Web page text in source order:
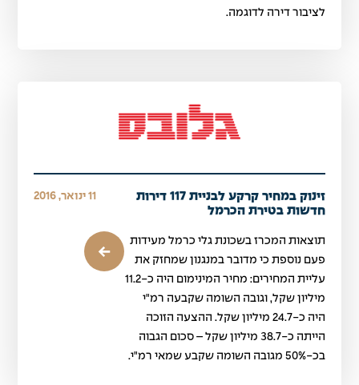
לציבור דירה לדוגמה.
זינוק במחיר קרקע לבניית 117 דירות
חדשות בטירת הכרמל
11 ינואר, 2016
תוצאות המכרז בשכונת גלי כרמל מעידות
פעם נוספת כי מדובר במנגנון שמחזק את
עליית המחירים: מחיר המינימום היה כ-11.2
מיליון שקל, וגובה השומה שקבעה רמ"י
היה כ-24.7 מיליון שקל. ההצעה הזוכה
הייתה כ-38.7 מיליון שקל – סכום הגבוה
בכ-50% מגובה השומה שקבע שמאי רמ"י.